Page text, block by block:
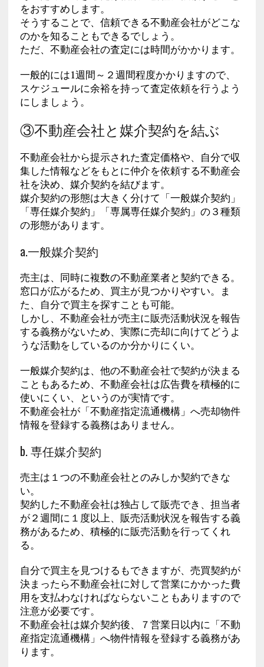
をおすすめします。
そうすることで、信頼できる不動産会社がどこな
のかを知ることもできるでしょう。
ただ、不動産会社の査定には時間がかかります。
一般的には1週間～２週間程度かかりますので、
スケジュールに余裕を持って査定依頼を行うよう
にしましょう。
③不動産会社と媒介契約を結ぶ
不動産会社から提示された査定価格や、自分で収
集した情報などをもとに仲介を依頼する不動産会
社を決め、媒介契約を結びます。
媒介契約の形態は大きく分けて「一般媒介契約」
「専任媒介契約」「専属専任媒介契約」の３種類
の形態があります。
a.一般媒介契約
売主は、同時に複数の不動産業者と契約できる。
窓口が広がるため、買主が見つかりやすい。ま
た、自分で買主を探すことも可能。
しかし、不動産会社が売主に販売活動状況を報告
する義務がないため、実際に売却に向けてどうよ
うな活動をしているのか分かりにくい。
一般媒介契約は、他の不動産会社で契約が決まる
こともあるため、不動産会社は広告費を積極的に
使いにくい、というのが実情です。
不動産会社が「不動産指定流通機構」へ売却物件
情報を登録する義務はありません。
b. 専任媒介契約
売主は１つの不動産会社とのみしか契約できな
い。
契約した不動産会社は独占して販売でき、担当者
が２週間に１度以上、販売活動状況を報告する義
務があるため、積極的に販売活動を行ってくれ
る。
自分で買主を見つけるもできますが、売買契約が
決まったら不動産会社に対して営業にかかった費
用を支払わなければならないこともありますので
注意が必要です。
不動産会社は媒介契約後、７営業日以内に「不動
産指定流通機構」へ物件情報を登録する義務があ
ります。